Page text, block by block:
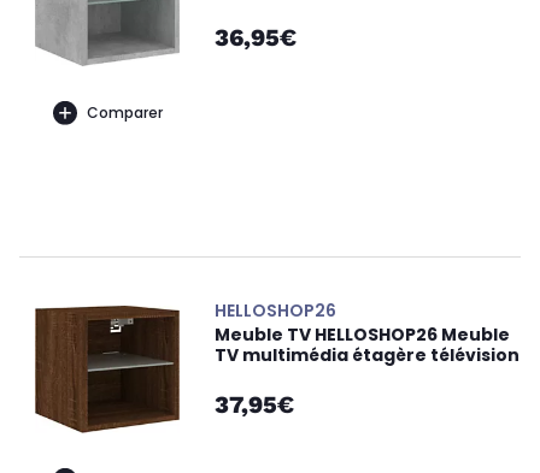
Comparer
36,95€
HELLOSHOP26
Meuble TV HELLOSHOP26 Meuble
TV multimédia étagère télévision
37,95€